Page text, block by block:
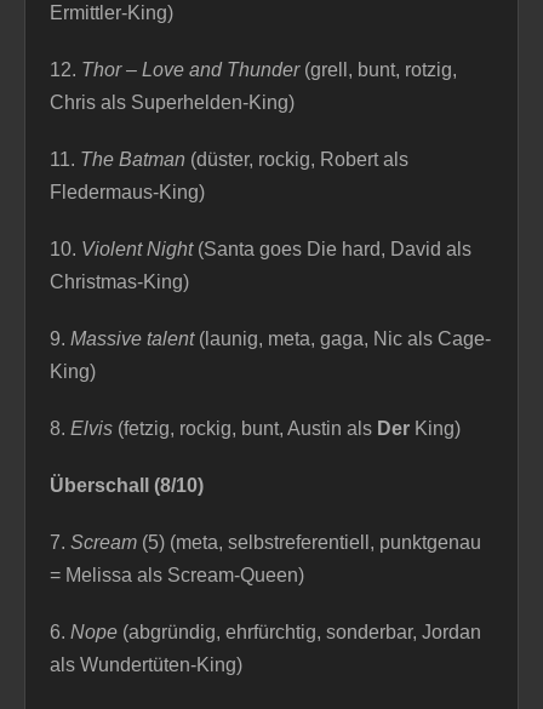
Ermittler-King)
12. Thor – Love and Thunder(grell, bunt, rotzig,
Chris als Superhelden-King)
11. The Batman (düster, rockig, Robert als
Fledermaus-King)
10. Violent Night(Santa goes Die hard, David als
Christmas-King)
9. Massive talent (launig, meta, gaga, Nic als Cage-
King)
8. Elvis (fetzig, rockig, bunt, Austin als Der King)
Überschall (8/10)
7. Scream (5) (meta, selbstreferentiell, punktgenau
= Melissa als Scream-Queen)
6. Nope (abgründig, ehrfürchtig, sonderbar, Jordan
als Wundertüten-King)